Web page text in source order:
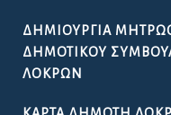
ΔΗΜΙΟΥΡΓΊΑ
ΔΗΜΟΤΙΚΟΎ
ΛΟΚΡΏΝ